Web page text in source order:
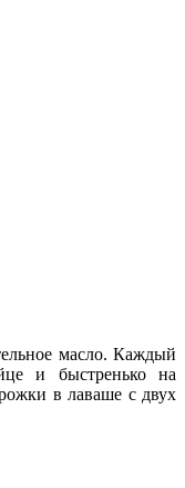
масло. Каждый
и быстренько на
в лаваше с двух